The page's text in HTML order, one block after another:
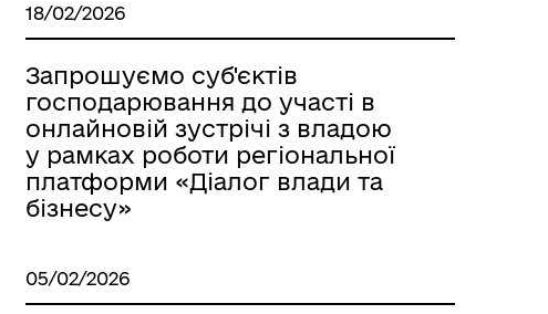
18/02/2026
Запрошуємо суб'єктів
господарювання до участі в
онлайновій зустрічі з владою
у рамках роботи регіональної
платформи «Діалог влади та
бізнесу»
05/02/2026